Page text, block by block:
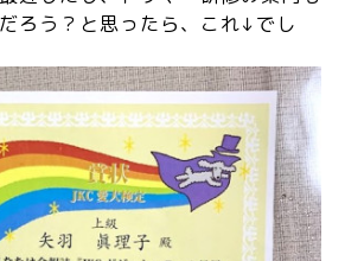
ろう？と思ったら、これ↓でし